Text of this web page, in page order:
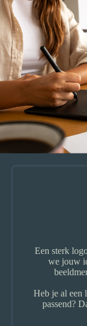
Een sterk
we jouw
Heb je al een
passend?